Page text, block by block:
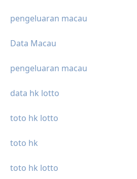
pengeluaran macau
Data Macau
pengeluaran macau
data hk lotto
toto hk lotto
toto hk
toto hk lotto